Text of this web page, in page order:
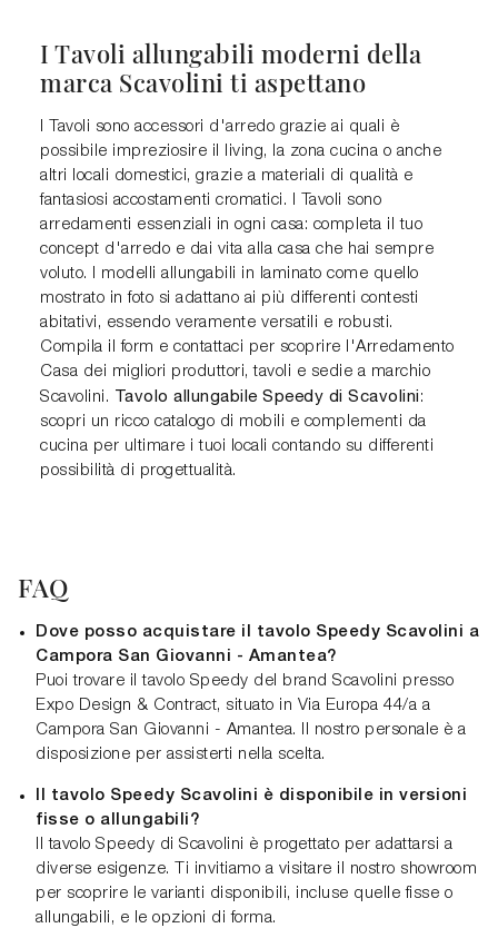
I Tavoli allungabili moderni della
marca Scavolini ti aspettano
I Tavoli sono accessori d'arredo grazie ai quali è
possibile impreziosire il living, la zona cucina o anche
altri locali domestici, grazie a materiali di qualità e
fantasiosi accostamenti cromatici. I Tavoli sono
arredamenti essenziali in ogni casa: completa il tuo
concept d'arredo e dai vita alla casa che hai sempre
voluto. I modelli allungabili in laminato come quello
mostrato in foto si adattano ai più differenti contesti
abitativi, essendo veramente versatili e robusti.
Compila il form e contattaci per scoprire l'Arredamento
Casa dei migliori produttori, tavoli e sedie a marchio
Scavolini. Tavolo allungabile Speedy di Scavolini :
scopri un ricco catalogo di mobili e complementi da
cucina per ultimare i tuoi locali contando su differenti
possibilità di progettualità.
FAQ
Dove posso acquistare il tavolo Speedy Scavolini a
Campora San Giovanni - Amantea?
Puoi trovare il tavolo Speedy del brand Scavolini presso
Expo Design & Contract, situato in Via Europa 44/a a
Campora San Giovanni - Amantea. Il nostro personale è a
disposizione per assisterti nella scelta.
Il tavolo Speedy Scavolini è disponibile in versioni
fisse o allungabili?
Il tavolo Speedy di Scavolini è progettato per adattarsi a
diverse esigenze. Ti invitiamo a visitare il nostro showroom
per scoprire le varianti disponibili, incluse quelle fisse o
allungabili, e le opzioni di forma.